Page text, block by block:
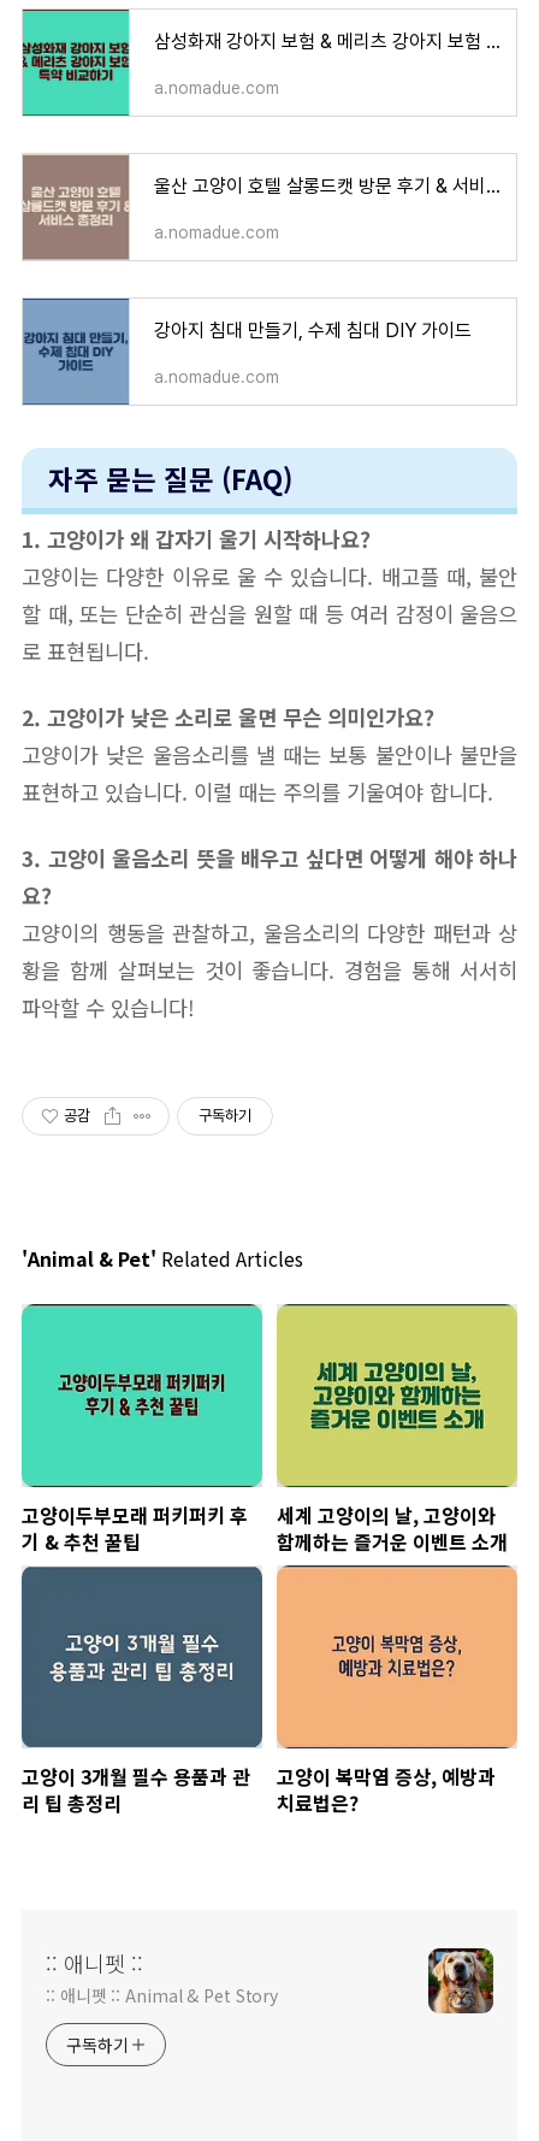
삼성화재 강아지 보험 & 메리츠 강아지 보험 특약 비교하기
a.nomadue.com
울산 고양이 호텔 살롱드캣 방문 후기 & 서비스 총정리
a.nomadue.com
강아지 침대 만들기, 수제 침대 DIY 가이드
a.nomadue.com
자주 묻는 질문 (FAQ)
1. 고양이가 왜 갑자기 울기 시작하나요?
고양이는 다양한 이유로 울 수 있습니다. 배고플 때, 불안
할 때, 또는 단순히 관심을 원할 때 등 여러 감정이 울음으
로 표현됩니다.
2. 고양이가 낮은 소리로 울면 무슨 의미인가요?
고양이가 낮은 울음소리를 낼 때는 보통 불안이나 불만을
표현하고 있습니다. 이럴 때는 주의를 기울여야 합니다.
3. 고양이 울음소리 뜻을 배우고 싶다면 어떻게 해야 하나
요?
고양이의 행동을 관찰하고, 울음소리의 다양한 패턴과 상
황을 함께 살펴보는 것이 좋습니다. 경험을 통해 서서히
파악할 수 있습니다!
공감 구독하기
'Animal & Pet' Related Articles
고양이두부모래 퍼키퍼키 후
기 & 추천 꿀팁
세계 고양이의 날, 고양이와
함께하는 즐거운 이벤트 소개
고양이 3개월 필수 용품과 관
리 팁 총정리
고양이 복막염 증상, 예방과
치료법은?
:: 애니펫 ::
:: 애니펫 :: Animal & Pet Story
구독하기